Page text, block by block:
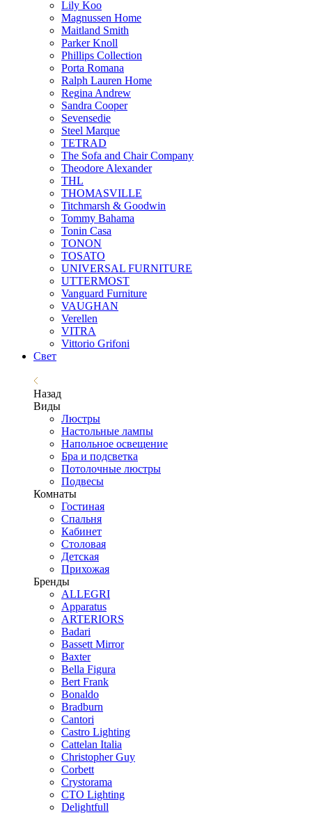
Lily Koo
Magnussen Home
Maitland Smith
Parker Knoll
Phillips Collection
Porta Romana
Ralph Lauren Home
Regina Andrew
Sandra Cooper
Sevensedie
Steel Marque
TETRAD
The Sofa and Chair Company
Theodore Alexander
THL
THOMASVILLE
Titchmarsh & Goodwin
Tommy Bahama
Tonin Casa
TONON
TOSATO
UNIVERSAL FURNITURE
UTTERMOST
Vanguard Furniture
VAUGHAN
Verellen
VITRA
Vittorio Grifoni
Свет
Назад
Виды
Люстры
Настольные лампы
Напольное освещение
Бра и подсветка
Потолочные люстры
Подвесы
Комнаты
Гостиная
Спальня
Кабинет
Столовая
Детская
Прихожая
Бренды
ALLEGRI
Apparatus
ARTERIORS
Badari
Bassett Mirror
Baxter
Bella Figura
Bert Frank
Bonaldo
Bradburn
Cantori
Castro Lighting
Cattelan Italia
Christopher Guy
Corbett
Crystorama
CTO Lighting
Delightfull